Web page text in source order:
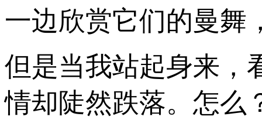
一边欣赏它们的曼舞
但是当我站起身来，
情却陡然跌落。怎么